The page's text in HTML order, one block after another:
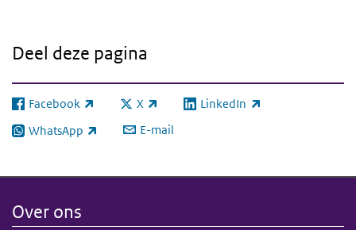
Deel deze pagina
Facebook
(externe link) X
(externe link) LinkedIn
(externe link)
WhatsApp
(externe link) E-mail
Over ons